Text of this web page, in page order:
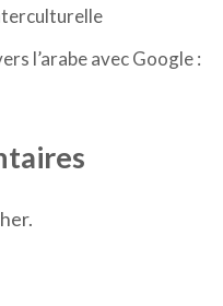
l’arabe avec Google :